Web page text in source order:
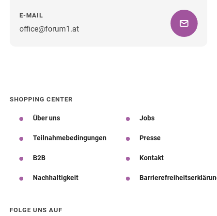
E-MAIL
office@forum1.at
SHOPPING CENTER
Über uns Jobs
Teilnahmebedingungen Presse
B2B Kontakt
Nachhaltigkeit
FOLGE UNS AUF